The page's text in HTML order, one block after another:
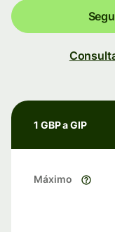
1 GBP a GIP
Máximo